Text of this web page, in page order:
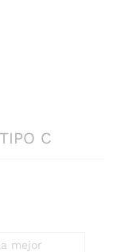
C
mejor